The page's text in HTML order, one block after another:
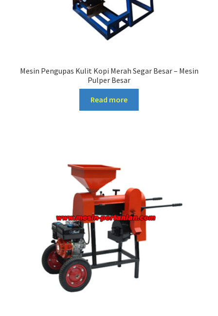
Mesin Pengupas Kulit Kopi Merah Segar Besar – Mesin
Pulper Besar
Read more